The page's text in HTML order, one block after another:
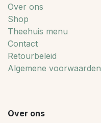
Over ons
Shop
Theehuis menu
Contact
Retourbeleid
Algemene voorwaarden
Over ons